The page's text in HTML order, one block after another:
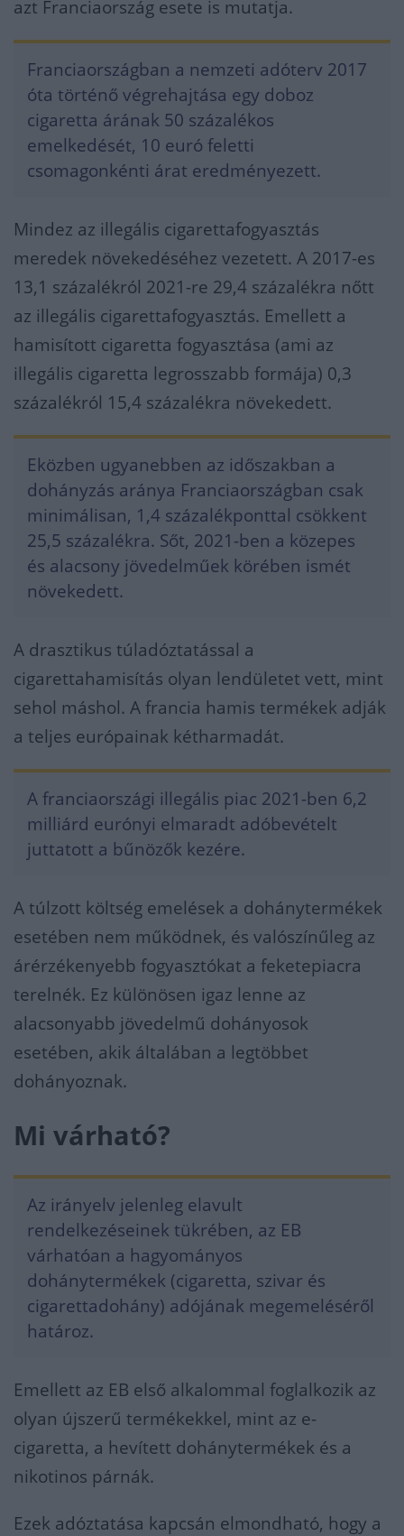
azt Franciaország esete is mutatja.
Franciaországban a nemzeti adóterv 2017
óta történő végrehajtása egy doboz
cigaretta árának 50 százalékos
emelkedését, 10 euró feletti
csomagonkénti árat eredményezett.
Mindez az illegális cigarettafogyasztás
meredek növekedéséhez vezetett. A 2017-es
13,1 százalékról 2021-re 29,4 százalékra nőtt
az illegális cigarettafogyasztás. Emellett a
hamisított cigaretta fogyasztása (ami az
illegális cigaretta legrosszabb formája) 0,3
százalékról 15,4 százalékra növekedett.
Eközben ugyanebben az időszakban a
dohányzás aránya Franciaországban csak
minimálisan, 1,4 százalékponttal csökkent
25,5 százalékra. Sőt, 2021-ben a közepes
és alacsony jövedelműek körében ismét
növekedett.
A drasztikus túladóztatással a
cigarettahamisítás olyan lendületet vett, mint
sehol máshol. A francia hamis termékek adják
a teljes európainak kétharmadát.
A franciaországi illegális piac 2021-ben 6,2
milliárd eurónyi elmaradt adóbevételt
juttatott a bűnözők kezére.
A túlzott költség emelések a dohánytermékek
esetében nem működnek, és valószínűleg az
árérzékenyebb fogyasztókat a feketepiacra
terelnék. Ez különösen igaz lenne az
alacsonyabb jövedelmű dohányosok
esetében, akik általában a legtöbbet
dohányoznak.
Mi várható?
Az irányelv jelenleg elavult
rendelkezéseinek tükrében, az EB
várhatóan a hagyományos
dohánytermékek (cigaretta, szivar és
cigarettadohány) adójának megemeléséről
határoz.
Emellett az EB első alkalommal foglalkozik az
olyan újszerű termékekkel, mint az e-
cigaretta, a hevített dohánytermékek és a
nikotinos párnák.
Ezek adóztatása kapcsán elmondható, hogy a